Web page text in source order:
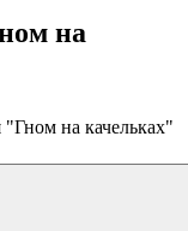
на
на качельках"